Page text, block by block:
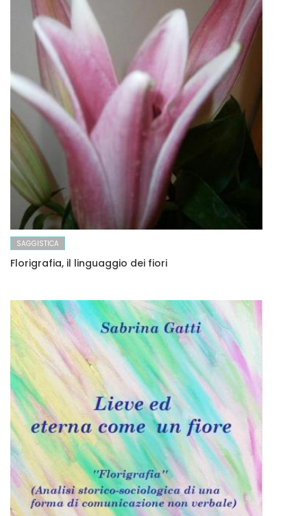
SAGGISTICA
Florigrafia, il linguaggio dei fiori